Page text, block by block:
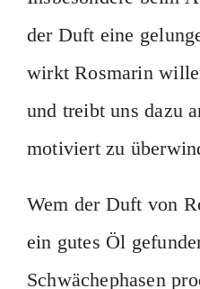
der Duft eine
wirkt Rosmarin
und treibt uns dazu
motiviert zu
Wem der Duft von
ein gutes Öl
Schwächephasen